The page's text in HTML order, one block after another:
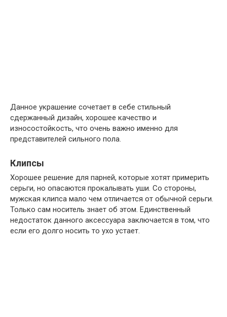
Данное украшение сочетает в себе стильный
сдержанный дизайн, хорошее качество и
износостойкость, что очень важно именно для
представителей сильного пола.
Клипсы
Хорошее решение для парней, которые хотят примерить
серьги, но опасаются прокалывать уши. Со стороны,
мужская клипса мало чем отличается от обычной серьги.
Только сам носитель знает об этом. Единственный
недостаток данного аксессуара заключается в том, что
если его долго носить то ухо устает.